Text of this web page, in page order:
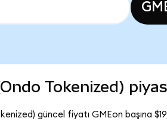
Tokenized)
güncel fiyatı GMEon başına